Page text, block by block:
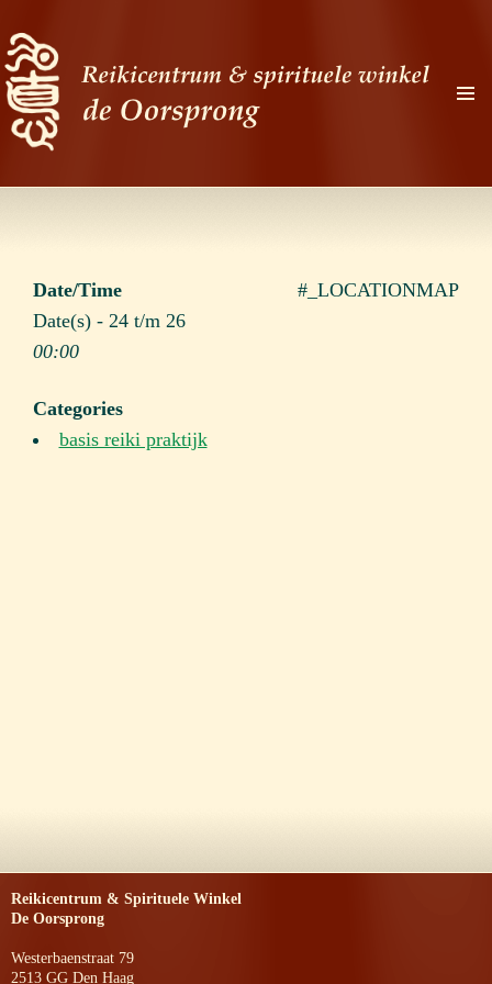
Zoeken
inhoud
#_LOCATIONMAP
Date/Time
Date(s) - 24 t/m 26
00:00
Categories
basis reiki praktijk
Reikicentrum & Spirituele Winkel
De Oorsprong
Westerbaenstraat 79
2513 GG Den Haag